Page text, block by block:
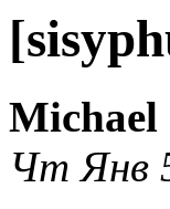
Michael
Чт Янв